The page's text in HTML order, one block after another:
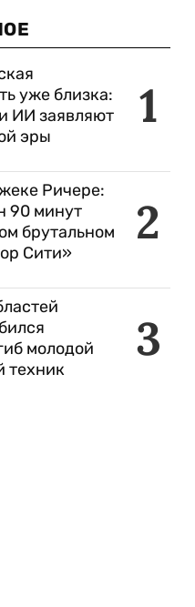
1
уже близка:
ИИ заявляют
эры
2
Ричере:
90 минут
брутальном
Сити»
3
молодой
техник